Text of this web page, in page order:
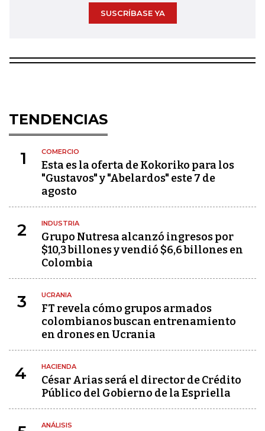
SUSCRÍBASE YA
TENDENCIAS
1 COMERCIO
Esta es la oferta de Kokoriko para los
"Gustavos" y "Abelardos" este 7 de
agosto
2 INDUSTRIA
Grupo Nutresa alcanzó ingresos por
$10,3 billones y vendió $6,6 billones en
Colombia
3 UCRANIA
FT revela cómo grupos armados
colombianos buscan entrenamiento
en drones en Ucrania
4 HACIENDA
César Arias será el director de Crédito
Público del Gobierno de la Espriella
ANÁLISIS